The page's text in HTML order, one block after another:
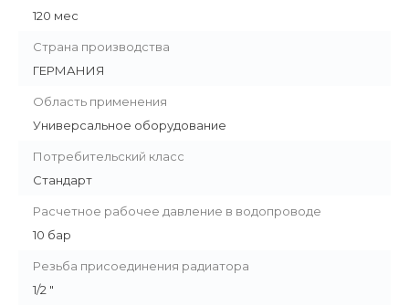
120 мес
Страна производства
ГЕРМАНИЯ
Область применения
Универсальное оборудование
Потребительский класс
Стандарт
Расчетное рабочее давление в водопроводе
10 бар
Резьба присоединения радиатора
1/2 "